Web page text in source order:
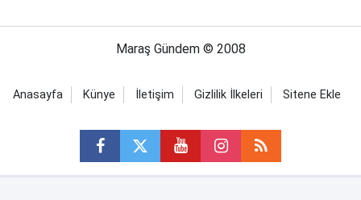
Maraş Gündem © 2008
Anasayfa Künye İletişim Gizlilik İlkeleri Sitene Ekle